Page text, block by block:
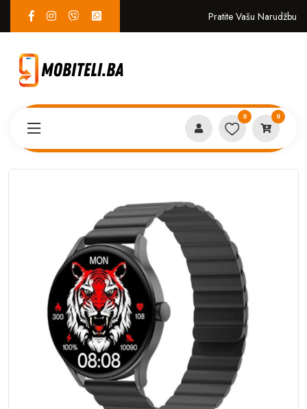
Pratite Vašu Narudžbu
0 0
IMIKI Smart Watch TG1